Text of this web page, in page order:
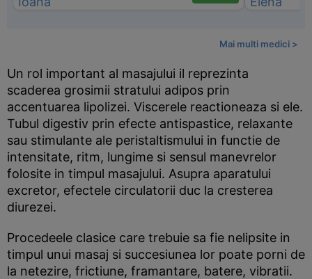
Mai multi medici >
Un rol important al masajului il reprezinta
scaderea grosimii stratului adipos prin
accentuarea lipolizei. Viscerele reactioneaza si ele.
Tubul digestiv prin efecte antispastice, relaxante
sau stimulante ale peristaltismului in functie de
intensitate, ritm, lungime si sensul manevrelor
folosite in timpul masajului. Asupra aparatului
excretor, efectele circulatorii duc la cresterea
diurezei.
Procedeele clasice care trebuie sa fie nelipsite in
timpul unui masaj si succesiunea lor poate porni de
la netezire, frictiune, framantare, batere, vibratii.